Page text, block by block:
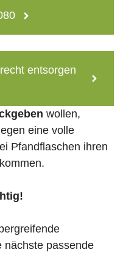
entsorgen
wollen,
eine volle
Pfandflaschen ihren
nächste passende